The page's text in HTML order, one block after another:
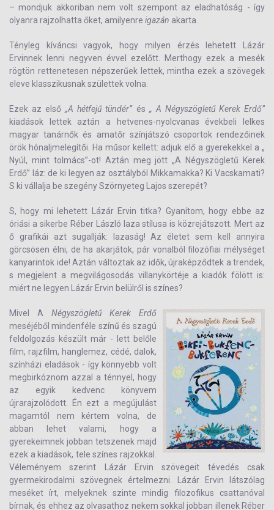
– mondjuk akkoriban nem volt szempont az eladhatóság - így
olyanra rajzolhatta őket, amilyenre igazán akarta.
Tényleg kíváncsi vagyok, hogy milyen érzés lehetett Lázár
Ervinnek lenni negyven évvel ezelőtt. Merthogy ezek a mesék
rögtön rettenetesen népszerűek lettek, mintha ezek a szövegek
eleve klasszikusnak születtek volna.
Ezek az első„A hétfejű tündér”és „ A Négyszögletű Kerek Erdő”
kiadások lettek aztán a hetvenes-nyolcvanas évekbeli lelkes
magyar tanárnők és amatőr színjátszó csoportok rendezőinek
örök hónaljmelegítői. Ha műsor kellett: adjuk elő a gyerekekkel a „
Nyúl, mint tolmács”-ot! Aztán meg jött „A Négyszögletű Kerek
Erdő” láz: de ki legyen az osztályból Mikkamakka? Ki Vacskamati?
S ki vállalja be szegény Szörnyeteg Lajos szerepét?
S, hogy mi lehetett Lázár Ervin titka? Gyanítom, hogy ebbe az
óriási a sikerbe Réber László laza stílusa is közrejátszott. Mert az
ő grafikái azt sugallják: lazaság! Az életet sem kell annyira
görcsösen élni, de ha akarjátok, pár vonalból filozófiai mélységet
kanyarintok ide! Aztán változtak az idők, újraképződtek a trendek,
s megjelent a megvilágosodás villanykörtéje a kiadók fölött is:
miért ne legyen Lázár Ervin belülről is színes?
Mivel A Négyszögletű Kerek Erdő
meséjéből mindenféle színű és szagú
feldolgozás készült már - lett belőle
film, rajzfilm, hanglemez, cédé, dalok,
színházi eladások - így könnyebb volt
megbirkóznom azzal a ténnyel, hogy
az egyik kedvenc könyvem
újrarajzolódott. Én ezt a megújulást
magamtól nem kértem volna, de
abban lehet valami, hogy a
gyerekeimnek jobban tetszenek majd
ezek a kiadások, tele színes rajzokkal.
Véleményem szerint Lázár Ervin szövegeit tévedés csak
gyermekirodalmi szövegnek értelmezni. Lázár Ervin látszólag
meséket írt, melyeknek szinte mindig filozofikus csattanóval
bírnak, és ehhez az olvasathoz nekem sokkal jobban illenek Réber